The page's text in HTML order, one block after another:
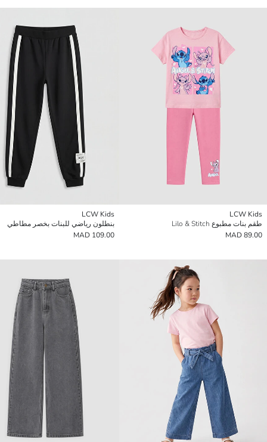
LCW Kids
طقم بنات مطبوع Lilo & Stitch
89.00 MAD
LCW Kids
بنطلون رياضي للبنات بخصر مطاطي
109.00 MAD